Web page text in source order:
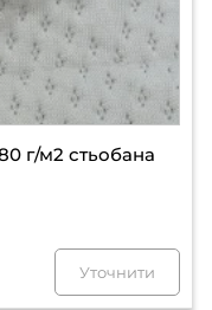
г/м2 стьобана
Уточнити